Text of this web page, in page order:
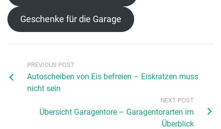
Geschenke für die Garage
PREVIOUS POST
Autoscheiben von Eis befreien – Eiskratzen muss
nicht sein
NEXT POST
Übersicht Garagentore – Garagentorarten im
Überblick